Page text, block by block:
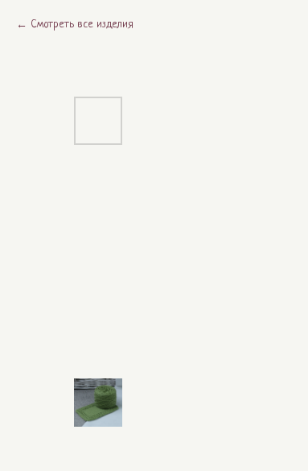
Смотреть все изделия